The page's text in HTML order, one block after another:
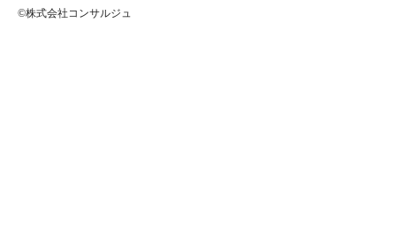
©株式会社コンサルジュ